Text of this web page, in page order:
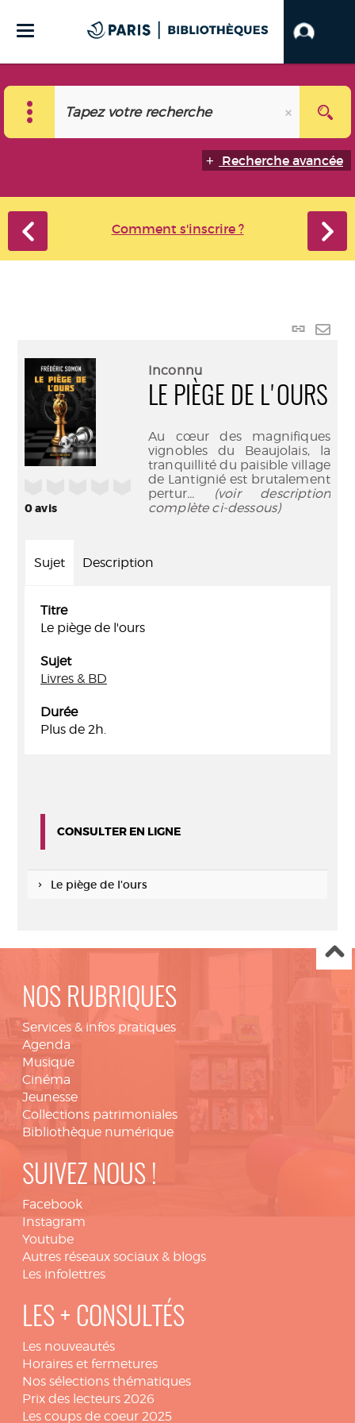
Recherche avancée
Comment s'inscrire ?
Lien
mail
0avis
Inconnu
LE PIÈGE DE L'OURS
Au cœur des magnifiques
vignobles du Beaujolais, la
tranquillité du paisible village
de Lantignié est brutalement
pertur... (voir description
complète ci-dessous)
Sujet Description
Titre
Le piège de l'ours
Sujet
Livres & BD
Durée
Plus de 2h.
CONSULTER EN LIGNE
Le piège de l'ours
NOS RUBRIQUES
Services & infos pratiques
Agenda
Musique
Cinéma
Jeunesse
Collections patrimoniales
Bibliothèque numérique
SUIVEZ NOUS !
Facebook
Instagram
Youtube
Autres réseaux sociaux & blogs
Les infolettres
LES + CONSULTÉS
Les nouveautés
Horaires et fermetures
Nos sélections thématiques
Prix des lecteurs 2026
Les coups de coeur 2025